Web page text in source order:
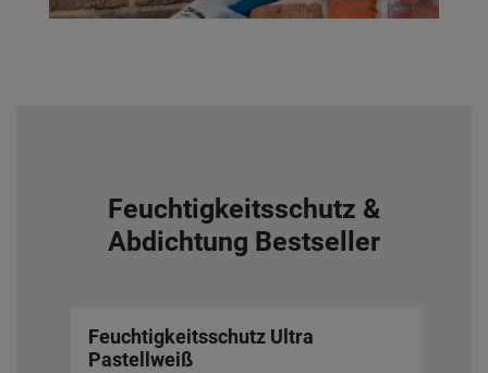
Feuchtigkeitsschutz &
Abdichtung Bestseller
Feuchtigkeitsschutz Ultra
Pastellweiß